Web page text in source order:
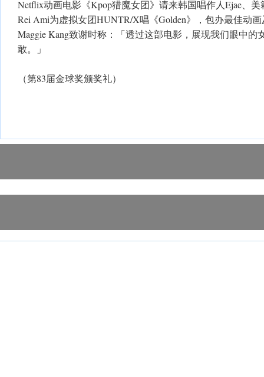
Netflix动画电影《Kpop猎魔女团》请来韩国唱作人Ejae、美
Rei Ami为虚拟女团HUNTR/X唱《Golden》，包办最佳动
Maggie Kang致谢时称：「透过这部电影，展现我们眼中
敢。」
（第83届金球奖颁奖礼）